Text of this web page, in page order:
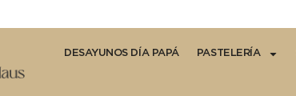
DESAYUNOS DÍA PAPÁ PASTELERÍA